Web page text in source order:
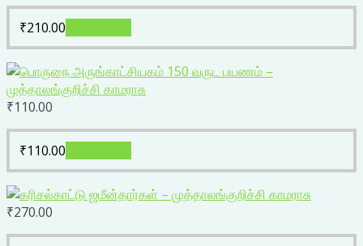
₹210.00
₹110.00
₹110.00
₹270.00